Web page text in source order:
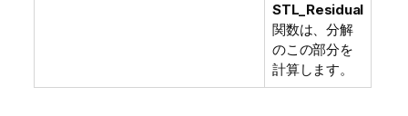
STL_Residual
関数は、分解
のこの部分を
計算します。